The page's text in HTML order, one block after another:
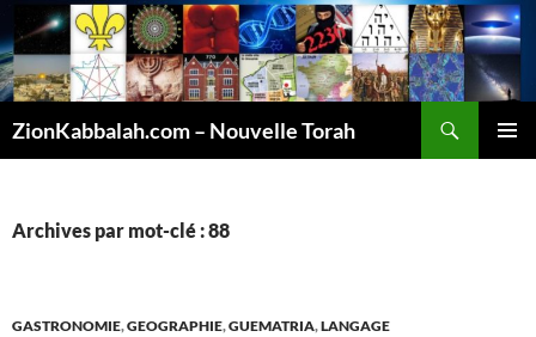
ZionKabbalah.com – Nouvelle Torah
Archives par mot-clé : 88
GASTRONOMIE,GEOGRAPHIE,GUEMATRIA,LANGAGE